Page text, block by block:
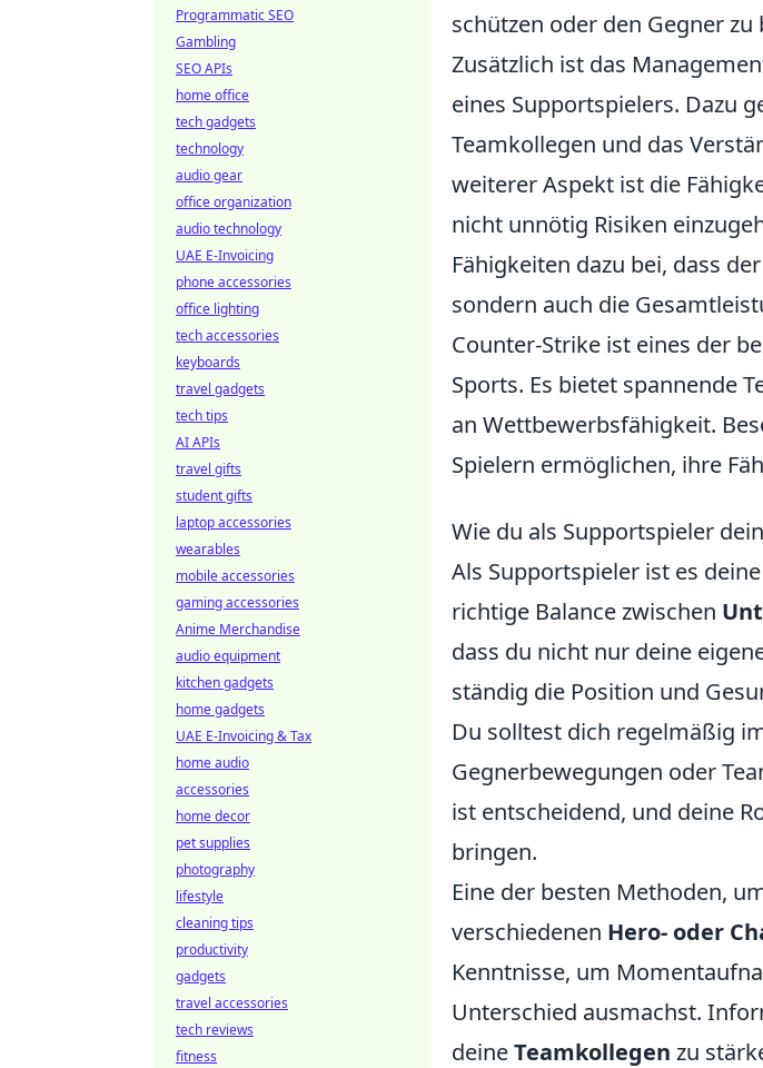
schützen oder den Gegner zu
Zusätzlich ist das
eines Supportspielers. Dazu
Teamkollegen und das
weiterer Aspekt ist die
nicht unnötig Risiken
Fähigkeiten dazu bei, dass
sondern auch die
Counter-Strike ist eines der
Sports. Es bietet spannende
an Wettbewerbsfähigkeit.
Spielern ermöglichen, ihre
Wie du als Supportspieler
Als Supportspieler ist es
richtige Balance zwischen
dass du nicht nur deine
ständig die Position und
Du solltest dich regelmäßig
Gegnerbewegungen oder
ist entscheidend, und deine
bringen.
Eine der besten Methoden,
verschiedenen Hero- oder
Kenntnisse, um
Unterschied ausmachst.
deineTeamkollegen zu
Programmatic SEO
Gambling
SEO APIs
home office
tech gadgets
technology
audio gear
office organization
audio technology
UAE E-Invoicing
phone accessories
office lighting
tech accessories
keyboards
travel gadgets
tech tips
AI APIs
travel gifts
student gifts
laptop accessories
wearables
mobile accessories
gaming accessories
Anime Merchandise
audio equipment
kitchen gadgets
home gadgets
UAE E-Invoicing & Tax
home audio
accessories
home decor
pet supplies
photography
lifestyle
cleaning tips
productivity
gadgets
travel accessories
tech reviews
fitness